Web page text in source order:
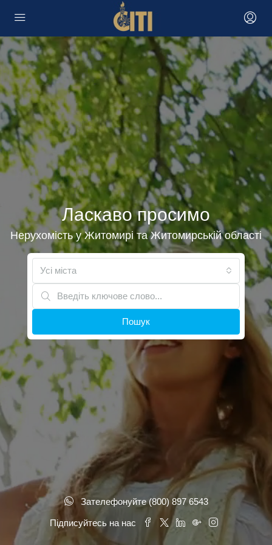
Ласкаво просимо
Нерухомість у Житомирі та Житомирській області
Усі міста
Пошук
Зателефонуйте (800) 897 6543
Підписуйтесь на нас